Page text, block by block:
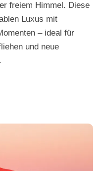
freiem Himmel. Diese
Luxus mit
– ideal für
und neue